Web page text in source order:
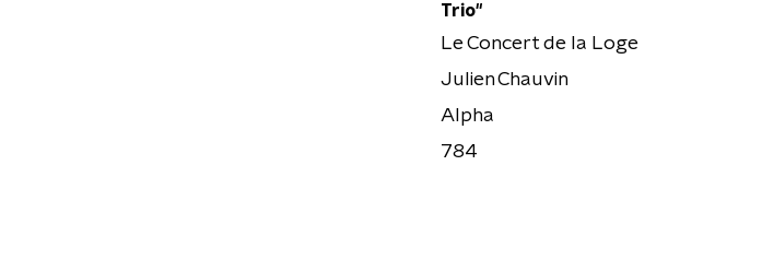
Trio"
Le Concert de la Loge
Julien Chauvin
Alpha
784